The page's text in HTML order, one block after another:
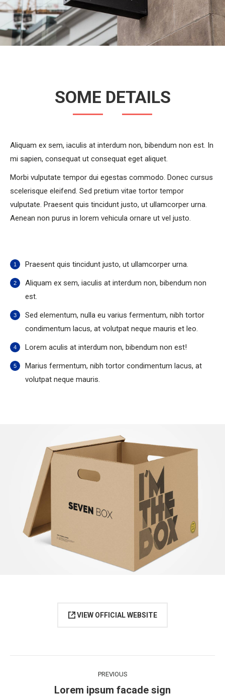
SOME DETAILS
Aliquam ex sem, iaculis at interdum non, bibendum non est. In
mi sapien, consequat ut consequat eget aliquet.
Morbi vulputate tempor dui egestas commodo. Donec cursus
scelerisque eleifend. Sed pretium vitae tortor tempor
vulputate. Praesent quis tincidunt justo, ut ullamcorper urna.
Aenean non purus in lorem vehicula ornare ut vel justo.
Praesent quis tincidunt justo, ut ullamcorper urna.
Aliquam ex sem, iaculis at interdum non, bibendum non
est.
Sed elementum, nulla eu varius fermentum, nibh tortor
condimentum lacus, at volutpat neque mauris et leo.
Lorem aculis at interdum non, bibendum non est!
Мarius fermentum, nibh tortor condimentum lacus, at
volutpat neque mauris.
VIEW OFFICIAL WEBSITE
navigation
PREVIOUS
Previous
Lorem ipsum facade sign